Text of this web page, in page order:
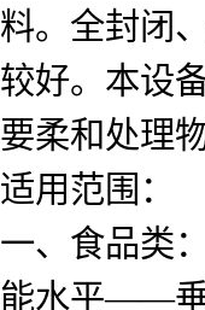
料。全封闭
较好。本设
要柔和处理
适用范围：
一、食品类：
能水平——垂